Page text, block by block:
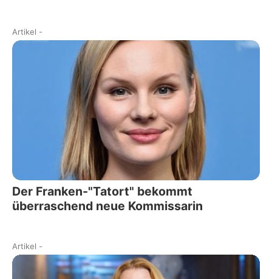
Artikel -
Der Franken-"Tatort" bekommt
überraschend neue Kommissarin
Artikel -